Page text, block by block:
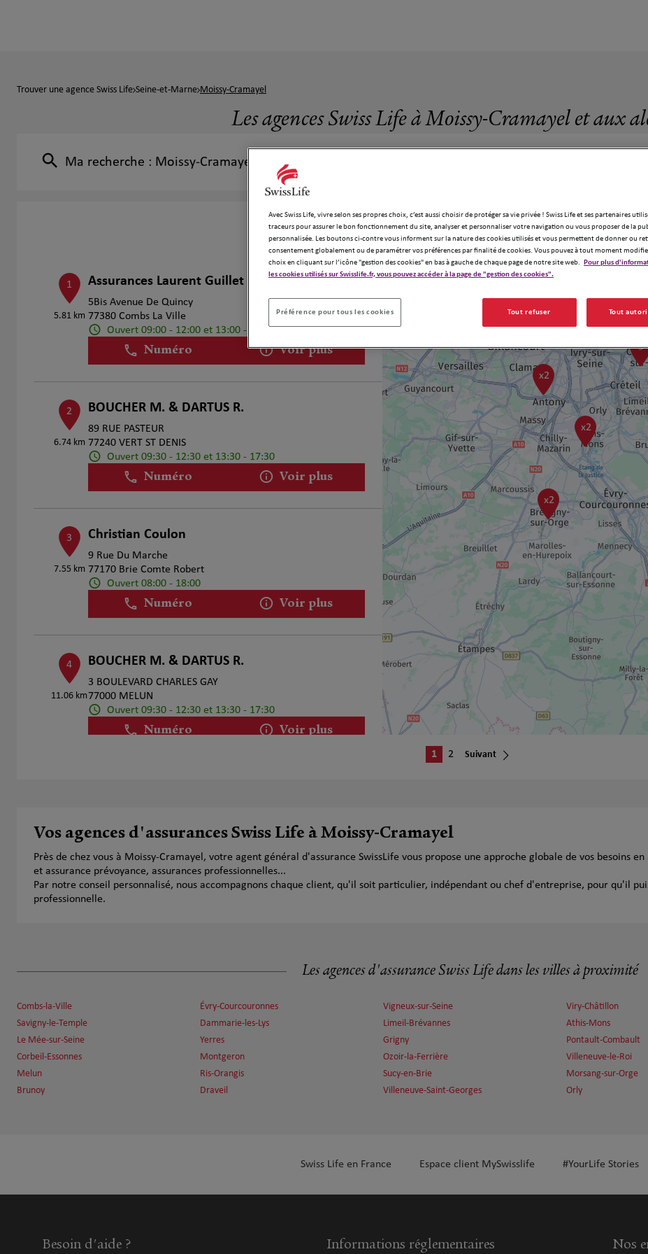
Trouver une agence Swiss Life Seine-et-Marne Moissy-Cramayel
Les agences Swiss Life à Moissy-Cramayel et aux
Ma recherche : Moissy-Cramayel
25 agences Swiss Life à Moissy-Cramayel
1
5.81 km
Assurances Laurent Guillet
5Bis Avenue De Quincy
77380 Combs La Ville
Ouvert 09:00 - 12:00 et 13:00 - 18:00
Numéro Voir plus
2
6.74 km
BOUCHER M. & DARTUS R.
89 RUE PASTEUR
77240 VERT ST DENIS
Ouvert 09:30 - 12:30 et 13:30 - 17:30
Numéro Voir plus
3
7.55 km
Christian Coulon
9 Rue Du Marche
77170 Brie Comte Robert
Ouvert 08:00 - 18:00
Numéro Voir plus
4
11.06 km
BOUCHER M. & DARTUS R.
3 BOULEVARD CHARLES GAY
77000 MELUN
Ouvert 09:30 - 12:30 et 13:30 - 17:30
Numéro Voir plus
91200 Athis Mons
Ouvert 09:00 - 12:00 et 13:00 - 18:00
Numéro Voir plus
7 Sébastien CHEVALLIER
94490 Ormesson sur Marne
x2
x5
x2
12
9
x2
1 2 Suivant
Vos agences d'assurances Swiss Life à Moissy-Cramayel
Près de chez vous à Moissy-Cramayel, votre agent général d'assurance SwissLife vous propose une approche globale de vos besoins
et assurance prévoyance, assurances professionnelles...
Par notre conseil personnalisé, nous accompagnons chaque client, qu'il soit particulier, indépendant ou chef d'entreprise, pour qu'il
professionnelle.
Les agences d'assurance Swiss Life dans les villes à proximité
Combs-la-Ville
Savigny-le-Temple
Le Mée-sur-Seine
Corbeil-Essonnes
Melun
Brunoy
Évry-Courcouronnes
Dammarie-les-Lys
Yerres
Montgeron
Ris-Orangis
Draveil
Vigneux-sur-Seine
Limeil-Brévannes
Grigny
Ozoir-la-Ferrière
Sucy-en-Brie
Villeneuve-Saint-Georges
Viry-Châtillon
Athis-Mons
Pontault-Combault
Villeneuve-le-Roi
Morsang-sur-Orge
Orly
Swiss Life en France Espace client MySwisslife #YourLife Stories
Besoin d'aide ? Informations réglementaires Nos
Avec Swiss Life, vivre selon ses propres choix, c’est aussi choisir de protéger sa vie privée ! Swiss Life et ses partenaires
traceurs pour assurer le bon fonctionnement du site, analyser et personnaliser votre navigation ou vous proposer de la
personnalisée. Les boutons ci-contre vous informent sur la nature des cookies utilisés et vous permettent de donner ou
consentement globalement ou de paramétrer vos préférences par finalité de cookies. Vous pouvez à tout moment
choix en cliquant sur l’icône "gestion des cookies" en bas à gauche de chaque page de notre site web. Pour plus
les cookies utilisés sur Swisslife.fr, vous pouvez accéder à la page de "gestion des cookies".
Préférence pour tous les cookies Tout refuser Tout